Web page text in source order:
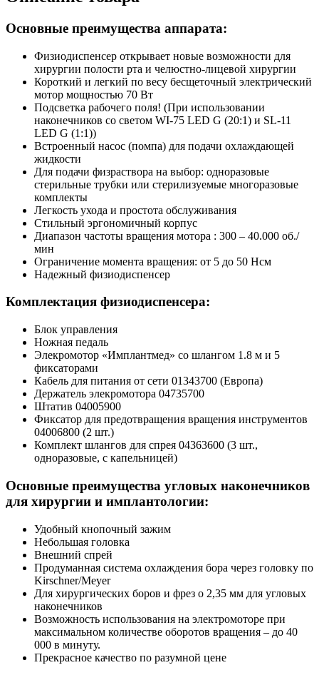
Основные преимущества аппарата:
Физиодиспенсер открывает новые возможности для
хирургии полости рта и челюстно-лицевой хирургии
Короткий и легкий по весу бесщеточный электрический
мотор мощностью 70 Вт
Подсветка рабочего поля! (При использовании
наконечников со светом WI-75 LED G (20:1) и SL-11
LED G (1:1))
Встроенный насос (помпа) для подачи охлаждающей
жидкости
Для подачи физраствора на выбор: одноразовые
стерильные трубки или стерилизуемые многоразовые
комплекты
Легкость ухода и простота обслуживания
Стильный эргономичный корпус
Диапазон частоты вращения мотора : 300 – 40.000 об./
мин
Ограничение момента вращения: от 5 до 50 Нсм
Надежный физиодиспенсер
Комплектация физиодиспенсера:
Блок управления
Ножная педаль
Элекромотор «Имплантмед» со шлангом 1.8 м и 5
фиксаторами
Кабель для питания от сети 01343700 (Европа)
Держатель элекромотора 04735700
Штатив 04005900
Фиксатор для предотвращения вращения инструментов
04006800 (2 шт.)
Комплект шлангов для спрея 04363600 (3 шт.,
одноразовые, с капельницей)
Основные преимущества угловых наконечников
для хирургии и имплантологии:
Удобный кнопочный зажим
Небольшая головка
Внешний спрей
Продуманная система охлаждения бора через головку по
Kirschner/Meyer
Для хирургических боров и фрез o 2,35 мм для угловых
наконечников
Возможность использования на электромоторе при
максимальном количестве оборотов вращения – до 40
000 в минуту.
Прекрасное качество по разумной цене